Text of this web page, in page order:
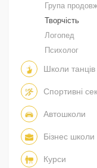
Група
Творчість
Логопед
Психолог
Школи танців
Спортивні
Автошколи
Бізнес школи
Курси